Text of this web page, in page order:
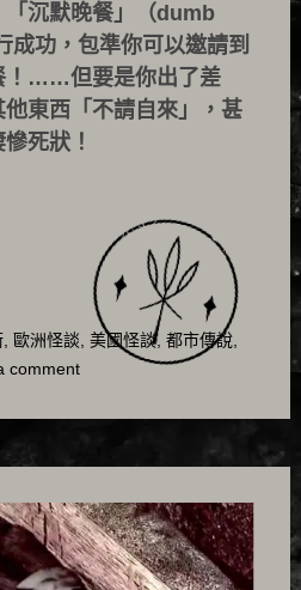
沉默晚餐」（dumb
成功，包準你可以邀請到
！……但要是你出了差
東西「不請自來」，甚
死狀！
, 歐洲怪談 美國怪談, 都市傳說,
comment